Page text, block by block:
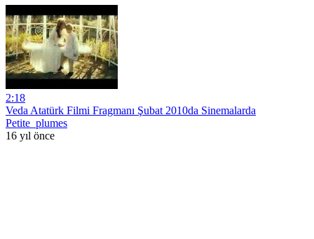
2:18
Veda Atatürk Filmi Fragmanı Şubat 2010da Sinemalarda
Petite_plumes
16 yıl önce